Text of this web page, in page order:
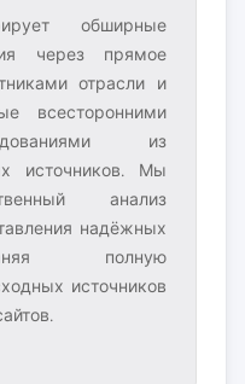
обширные
через прямое
отрасли и
всесторонними
из
источников. Мы
анализ
надёжных
полную
источников